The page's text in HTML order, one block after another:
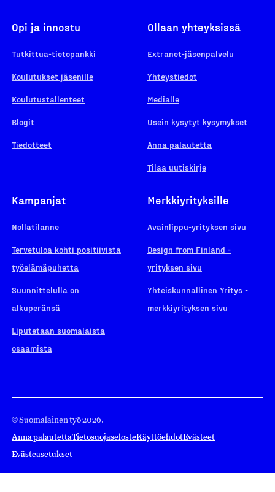
Opi ja innostu
Tutkittua-tietopankki
Koulutukset jäsenille
Koulutustallenteet
Blogit
Tiedotteet
Ollaan yhteyksissä
Extranet-jäsenpalvelu
Yhteystiedot
Medialle
Usein kysytyt kysymykset
Anna palautetta
Tilaa uutiskirje
Kampanjat
Nollatilanne
Tervetuloa kohti positiivista
työelämäpuhetta
Suunnittelulla on
alkuperänsä
Liputetaan suomalaista
osaamista
Merkkiyrityksille
Avainlippu-yrityksen sivu
Design from Finland -
yrityksen sivu
Yhteiskunnallinen Yritys -
merkkiyrityksen sivu
© Suomalainen työ 2026.
Anna palautettaTietosuojaselosteKäyttöehdotEvästeet
Evästeasetukset